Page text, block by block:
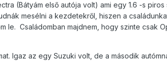
(Bátyám első autója volt) ami egy 1.6 -s
mesélni a kezdetekről, hiszen a
le. Családomban majdnem, hogy szinte csak
Igaz az egy Suzuki volt, de a második